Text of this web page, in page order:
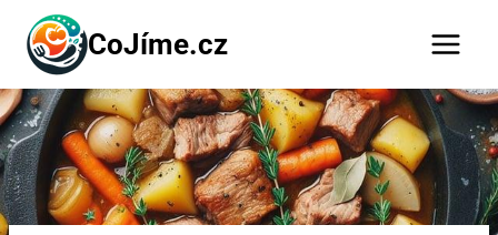
Přeskočit
obsah
CoJíme.cz